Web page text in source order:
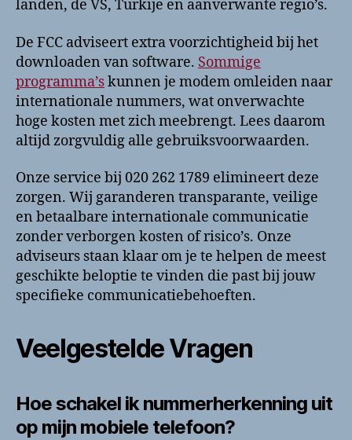
landen, de VS, Turkije en aanverwante regio’s.
De FCC adviseert extra voorzichtigheid bij het
downloaden van software. Sommige
programma’skunnen je modem omleiden naar
internationale nummers, wat onverwachte
hoge kosten met zich meebrengt. Lees daarom
altijd zorgvuldig alle gebruiksvoorwaarden.
Onze service bij 020 262 1789 elimineert deze
zorgen. Wij garanderen transparante, veilige
en betaalbare internationale communicatie
zonder verborgen kosten of risico’s. Onze
adviseurs staan klaar om je te helpen de meest
geschikte beloptie te vinden die past bij jouw
specifieke communicatiebehoeften.
Veelgestelde Vragen
Hoe schakel ik nummerherkenning uit
op mijn mobiele telefoon?